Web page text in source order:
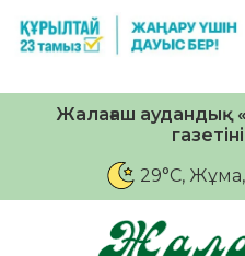
Жалағаш аудандық
29°C, Жұма,